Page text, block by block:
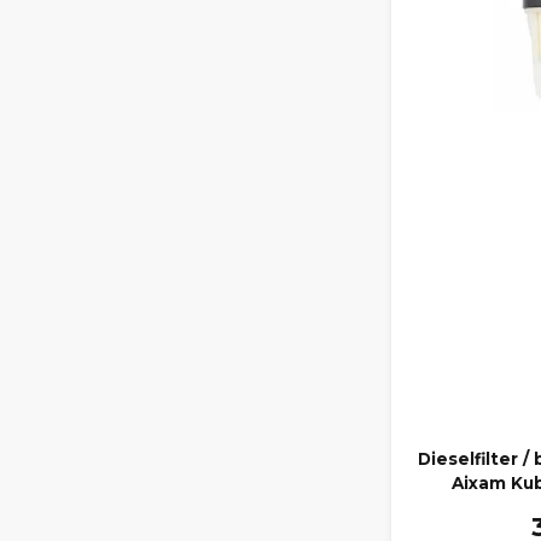
Dieselfilter /
Aixam